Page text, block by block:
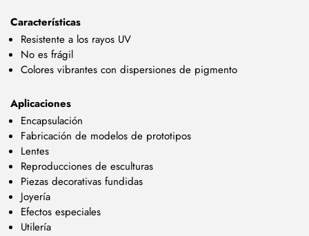
Características
Resistente a los rayos UV
No es frágil
Colores vibrantes con dispersiones de pigmento
Aplicaciones
Encapsulación
Fabricación de modelos de prototipos
Lentes
Reproducciones de esculturas
Piezas decorativas fundidas
Joyería
Efectos especiales
Utilería